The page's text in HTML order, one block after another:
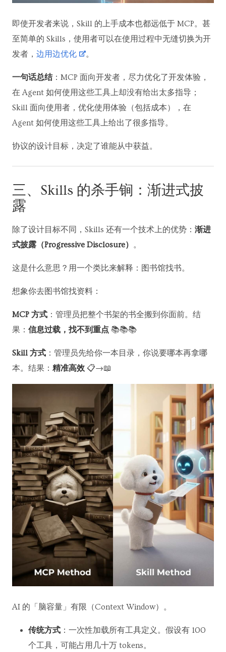
即使开发者来说，Skill 的上手成本也都远低于 MCP。甚
至简单的 Skills，使用者可以在使用过程中无缝切换为开
发者， 边用边优化 。
一句话总结：MCP 面向开发者，尽力优化了开发体验，
在 Agent 如何使用这些工具上却没有给出太多指导；
Skill 面向使用者，优化使用体验（包括成本），在
Agent 如何使用这些工具上给出了很多指导。
协议的设计目标，决定了谁能从中获益。
三、Skills 的杀手锏：渐进式披
露
除了设计目标不同，Skills 还有一个技术上的优势： 渐进
式披露（Progressive Disclosure） 。
这是什么意思？用一个类比来解释：图书馆找书。
想象你去图书馆找资料：
MCP 方式 ：管理员把整个书架的书全搬到你面前。结
果： 信息过载，找不到重点 📚📚📚
Skill 方式 ：管理员先给你一本目录，你说要哪本再拿哪
本。结果： 精准高效 📋→📖
AI 的「脑容量」有限（Context Window）。
传统方式 ：一次性加载所有工具定义。假设有 100
个工具，可能占用几十万 tokens。